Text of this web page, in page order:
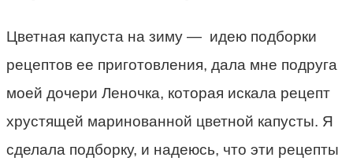
Цветная капуста на зиму — идею подборки
рецептов ее приготовления, дала мне подруга
моей дочери Леночка, которая искала рецепт
хрустящей маринованной цветной капусты. Я
сделала подборку, и надеюсь, что эти рецепты